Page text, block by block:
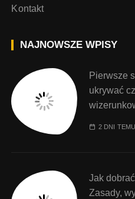
Kontakt
NAJNOWSZE WPISY
Pierwsze
ukrywać
2 DNI TEMU
Jak
Zasady,